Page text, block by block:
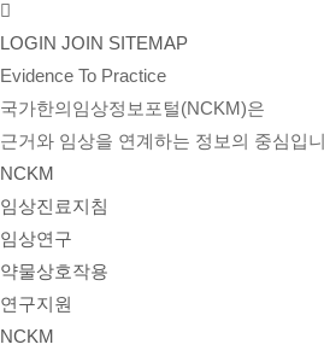
LOGIN JOIN SITEMAP
Evidence To Practice
국가한의임상정보포털(NCKM)은
근거와 임상을 연계하는 정보의 중심입
NCKM
임상진료지침
임상연구
약물상호작용
연구지원
NCKM